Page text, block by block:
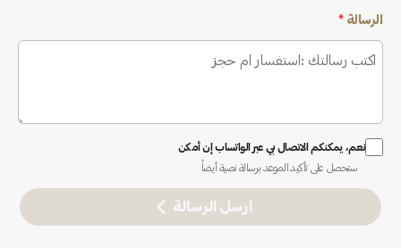
الرسالة *
نعم، يمكنكم الاتصال بي عبر الواتساب إن أمكن
ستحصل على تأكيد الموعد برسالة نصية أيضاً
ارسل الرسالة